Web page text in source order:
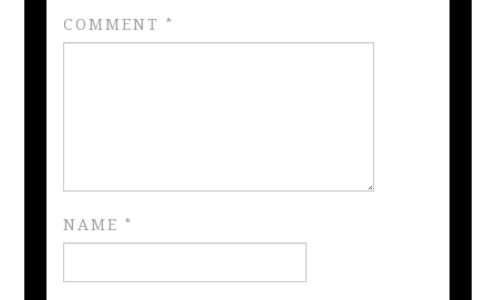
COMMENT*
NAME*